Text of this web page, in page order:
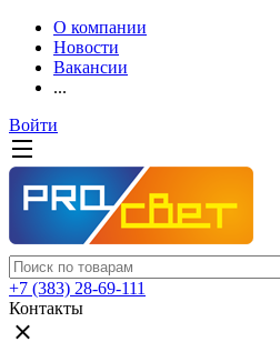
О компании
Новости
Вакансии
...
Войти
+7 (383) 28-69-111
Контакты